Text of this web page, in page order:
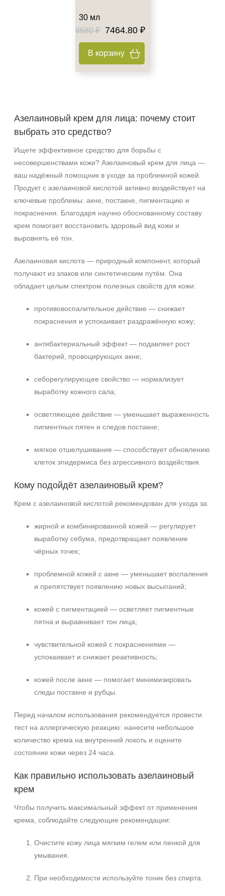
30 мл
8680 ₽
7464.80 ₽
В корзину
Азелаиновый крем для лица: почему стоит
выбрать это средство?
Ищете эффективное средство для борьбы с
несовершенствами кожи? Азелаиновый крем для лица —
ваш надёжный помощник в уходе за проблемной кожей.
Продукт с азелаиновой кислотой активно воздействует на
ключевые проблемы: акне, постакне, пигментацию и
покраснения. Благодаря научно обоснованному составу
крем помогает восстановить здоровый вид кожи и
выровнять её тон.
Азелаиновая кислота — природный компонент, который
получают из злаков или синтетическим путём. Она
обладает целым спектром полезных свойств для кожи:
противовоспалительное действие — снижает
покраснения и успокаивает раздражённую кожу;
антибактериальный эффект — подавляет рост
бактерий, провоцирующих акне;
себорегулирующее свойство — нормализует
выработку кожного сала;
осветляющее действие — уменьшает выраженность
пигментных пятен и следов постакне;
мягкое отшелушивание — способствует обновлению
клеток эпидермиса без агрессивного воздействия.
Кому подойдёт азелаиновый крем?
Крем с азелаиновой кислотой рекомендован для ухода за:
жирной и комбинированной кожей — регулирует
выработку себума, предотвращает появление
чёрных точек;
проблемной кожей с акне — уменьшает воспаления
и препятствует появлению новых высыпаний;
кожей с пигментацией — осветляет пигментные
пятна и выравнивает тон лица;
чувствительной кожей с покраснениями —
успокаивает и снижает реактивность;
кожей после акне — помогает минимизировать
следы постакне и рубцы.
Перед началом использования рекомендуется провести
тест на аллергическую реакцию: нанесите небольшое
количество крема на внутренний локоть и оцените
состояние кожи через 24 часа.
Как правильно использовать азелаиновый
крем
Чтобы получить максимальный эффект от применения
крема, соблюдайте следующие рекомендации:
Очистите кожу лица мягким гелем или пенкой для
умывания.
При необходимости используйте тоник без спирта.